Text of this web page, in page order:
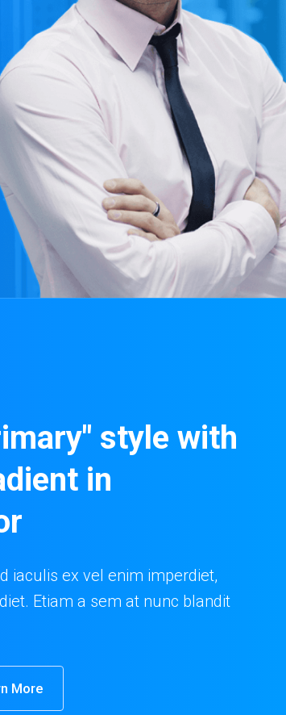
style with
in
iaculis ex vel enim imperdiet,
Etiam a sem at nunc blandit
More